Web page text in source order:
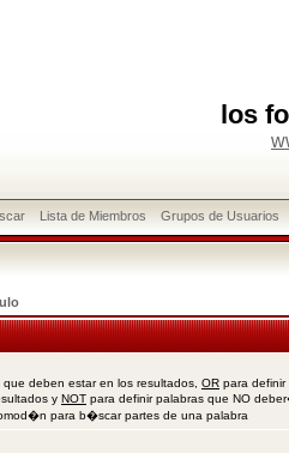
los
Lista de Miembros Grupos de Usuarios
deben estar en los resultados, OR para definir
y NOT para definir palabras que NO
para b�scar partes de una palabra